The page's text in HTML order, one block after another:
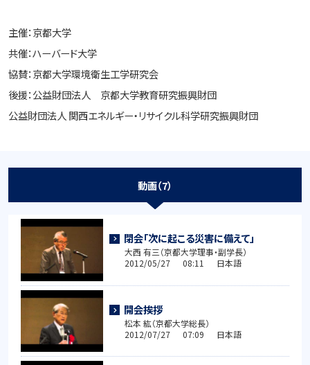
主催：京都大学
共催：ハーバード大学
協賛：京都大学環境衛生工学研究会
後援：公益財団法人 京都大学教育研究振興財団
公益財団法人 関西エネルギー・リサイクル科学研究振興財団
動画（7）
閉会「次に起こる災害に備えて」
大西 有三（京都大学理事・副学長）
2012/05/27 08:11 日本語
開会挨拶
松本 紘（京都大学総長）
2012/07/27 07:09 日本語